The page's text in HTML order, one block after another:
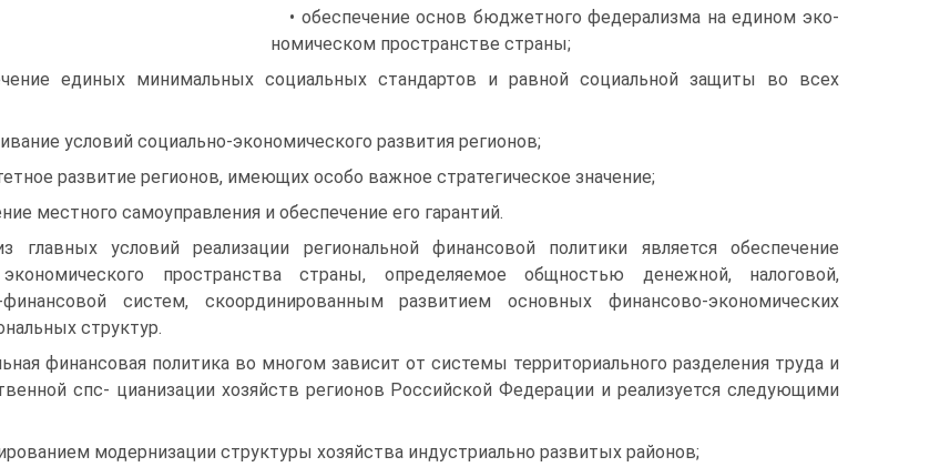
• обеспечение основ бюджетного федерализма на едином эко­
номическом пространстве страны;
единых минимальных социальных стандартов и равной социальной защиты во всех
условий социально-экономического развития регионов;
развитие регионов, имеющих особо важное стратегическое значение;
местного самоуправления и обеспечение его га­рантий.
главных условий реализации региональной финансо­вой политики является обеспечение
про­странства страны, определяемое общностью денежной, налоговой,
систем, скоординированным развитием ос­новных финансово-экономических
структур.
финансовая политика во многом зависит от сис­темы территориального разделения труда и
спс- цианизации хозяйств регионов Российской Федерации и реализует­ся следующими
модернизации структуры хозяйства инду­стриально развитых районов;